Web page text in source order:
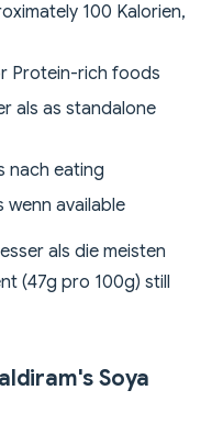
100 Kalorien,
Protein-rich foods
als as standalone
nach eating
wenn available
als die meisten
(47g pro 100g) still
Soya